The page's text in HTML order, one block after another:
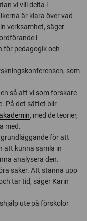
vi vill delta i
är klara över vad
verksamhet, säger
i
för pedagogik och
som
så att vi som forskare
På det sättet blir
akademin, med de teorier,
med.
för att
att kunna samla in
analysera den.
saker. Att stanna upp
tar tid, säger Karin
ute på förskolor